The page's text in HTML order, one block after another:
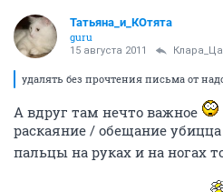
Татьяна_и_КОтята
guru
15 августа 2011
удалять без прочтения письма от
А вдруг там нечто важное
раскаяние / обещание
пальцы на руках и на ногах